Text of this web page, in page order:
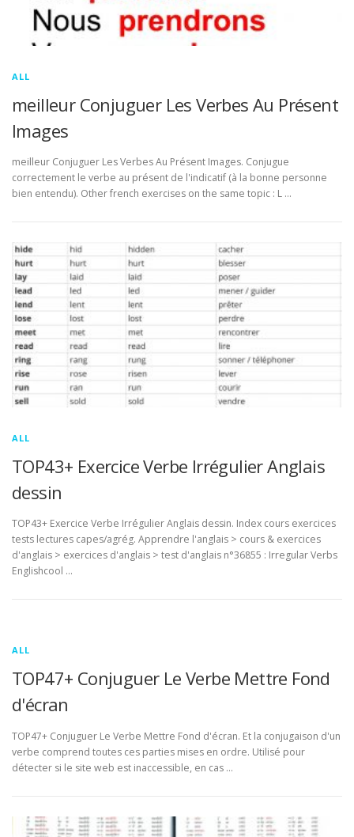
ALL
meilleur Conjuguer Les Verbes Au Présent
Images
meilleur Conjuguer Les Verbes Au Présent Images. Conjugue
correctement le verbe au présent de l'indicatif (à la bonne personne
bien entendu). Other french exercises on the same topic : L …
ALL
TOP43+ Exercice Verbe Irrégulier Anglais
dessin
TOP43+ Exercice Verbe Irrégulier Anglais dessin. Index cours exercices
tests lectures capes/agrég. Apprendre l'anglais > cours & exercices
d'anglais > exercices d'anglais > test d'anglais n°36855 : Irregular Verbs
Englishcool …
ALL
TOP47+ Conjuguer Le Verbe Mettre Fond
d'écran
TOP47+ Conjuguer Le Verbe Mettre Fond d'écran. Et la conjugaison d'un
verbe comprend toutes ces parties mises en ordre. Utilisé pour
détecter si le site web est inaccessible, en cas …